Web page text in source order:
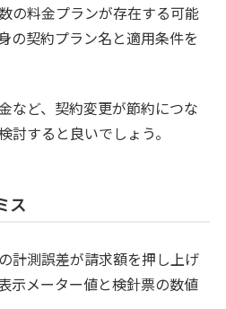
の料金プランが存在する可能
の契約プラン名と適用条件を
など、契約変更が節約につな
討すると良いでしょう。
ス
計測誤差が請求額を押し上げ
示メーター値と検針票の数値